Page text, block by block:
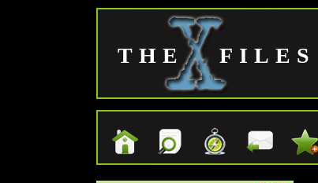
THE FILES